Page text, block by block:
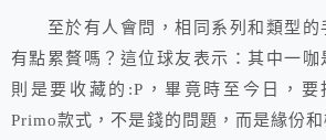
至於有人會問，相同系列和類型的
有點累贅嗎？這位球友表示：其中一咖
則是要收藏的:P，畢竟時至今日，要
Primo款式，不是錢的問題，而是緣份